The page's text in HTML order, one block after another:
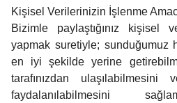
Kişisel Verilerinizin İşlenme
Bizimle paylaştığınız kişisel
yapmak suretiyle; sunduğumuz
en iyi şekilde yerine
tarafınızdan
faydalanılabilmesini